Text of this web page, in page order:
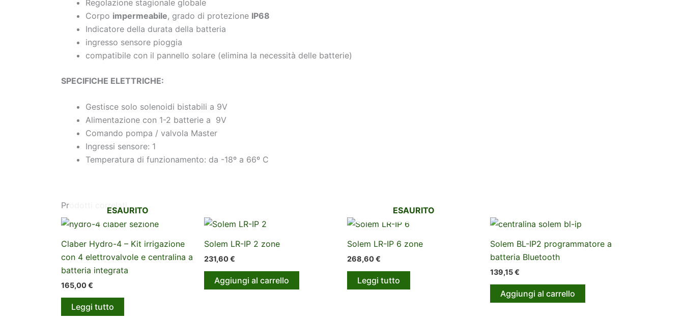
Regolazione stagionale globale
Corpo impermeabile, grado di protezione IP68
Indicatore della durata della batteria
ingresso sensore pioggia
compatibile con il pannello solare (elimina la necessità delle batterie)
SPECIFICHE ELETTRICHE:
Gestisce solo solenoidi bistabili a 9V
Alimentazione con 1-2 batterie a 9V
Comando pompa / valvola Master
Ingressi sensore: 1
Temperatura di funzionamento: da -18º a 66º C
Prodotti correlatiESAURITO
Claber Hydro-4 – Kit irrigazione
con 4 elettrovalvole e centralina a
batteria integrata
165,00€
Leggi tutto
Solem LR-IP 2 zone
231,60€
Aggiungi al carrello
ESAURITO
Solem LR-IP 6 zone
268,60€
Leggi tutto
Solem BL-IP2 programmatore a
batteria Bluetooth
139,15€
Aggiungi al carrello